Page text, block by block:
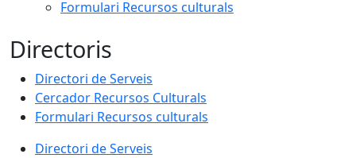
Formulari Recursos culturals
Directoris
Directori de Serveis
Cercador Recursos Culturals
Formulari Recursos culturals
Directori de Serveis